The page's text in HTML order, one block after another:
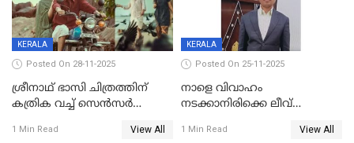
നിര്‍മിക്കുന്നതിനുള്ള
ഇടപെടലും നടത്തും
KERALA
Posted On 28-11-2025
ശ്രീനാഥ് ഭാസി ചിത്രത്തിന്
കത്രിക വച്ച് സെൻസർ
മാറ്റണം';പൊങ്കാല റിലീസ് മാറ്റി
1 Min Read View All
KERALA
Posted On 25-11-2025
നാളെ വിവാഹം
നടക്കാനിരിക്കെ ലീവ്
സൂപ്പർവൈസർ
1 Min Read View All